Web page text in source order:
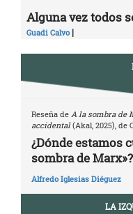
Alguna vez todos
Guadi Calvo |
Reseña de A la sombra de
accidental(Akal, 2025), de
¿Dónde estamos
sombra de Marx»?
Alfredo Iglesias Diéguez
LA